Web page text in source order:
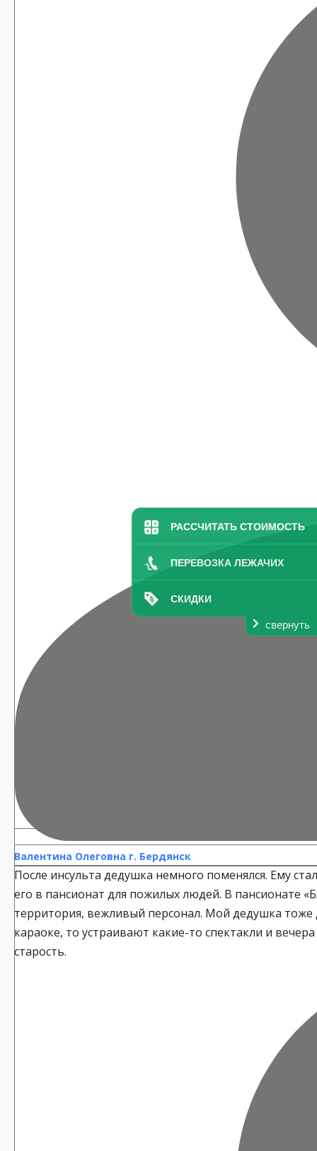
РАССЧИТАТЬ СТОИМОСТЬ
ПЕРЕВОЗКА ЛЕЖАЧИХ
СКИДКИ
свернуть
Валентина Олеговна г. Бердянск
После инсульта дедушка немного поменялся. Ему
его в пансионат для пожилых людей. В пансионате
территория, вежливый персонал. Мой дедушка
караоке, то устраивают какие-то спектакли и
старость.